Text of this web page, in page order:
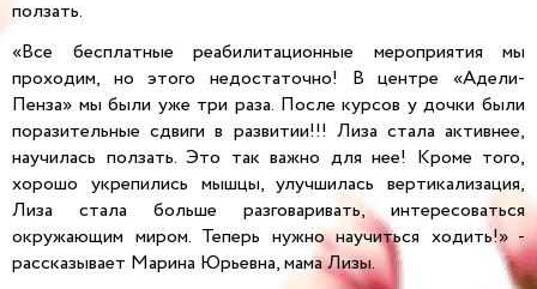
ползать.
«Все бесплатные реабилитационные мероприятия мы
проходим, но этого недостаточно! В центре «Адели-
Пенза» мы были уже три раза. После курсов у дочки были
поразительные сдвиги в развитии!!! Лиза стала активнее,
научилась ползать. Это так важно для нее! Кроме того,
хорошо укрепились мышцы, улучшилась вертикализация,
Лиза стала больше разговаривать, интересоваться
окружающим миром. Теперь нужно научиться ходить!» -
рассказывает Марина Юрьевна, мама Лизы.